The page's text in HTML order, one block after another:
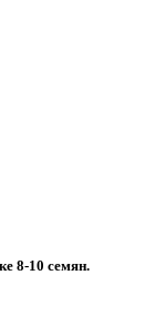
8-10 семян.